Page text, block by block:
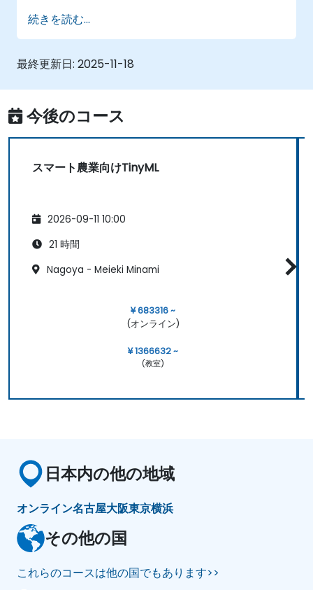
化および微調整が可能となる
ジェスチャ認識、異常検出、音声処理など実
社会でのTinyML活用方法を把握できる
続きを読む...
最終更新日: 2025-11-18
今後のコース
スマート農業向けTinyML
2026-09-11 10:00
21 時間
Nagoya - Meieki Minami
¥ 683316 ~
(オンライン)
¥ 1366632 ~
(教室)
日本内の他の地域
オンライン名古屋大阪東京横浜
その他の国
これらのコースは他の国でもあります>>